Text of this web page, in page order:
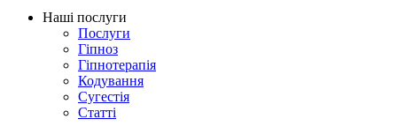
Наші послуги
Послуги
Гіпноз
Гіпнотерапія
Кодування
Сугестія
Статті